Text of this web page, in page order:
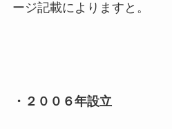
ージ記載によりますと。
・２００６年設立